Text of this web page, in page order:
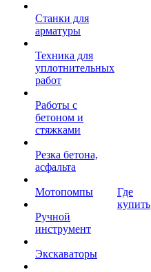
Станки для
арматуры
Техника для
уплотнительных
работ
Работы с
бетоном и
стяжками
Резка бетона,
асфальта
Мотопомпы
Ручной
инструмент
Экскаваторы
Где
купить